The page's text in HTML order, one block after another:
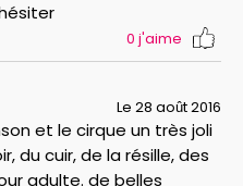
0 j'aime
Le 28 août 2016
et le cirque un très joli
du cuir, de la résille, des
adulte. de belles